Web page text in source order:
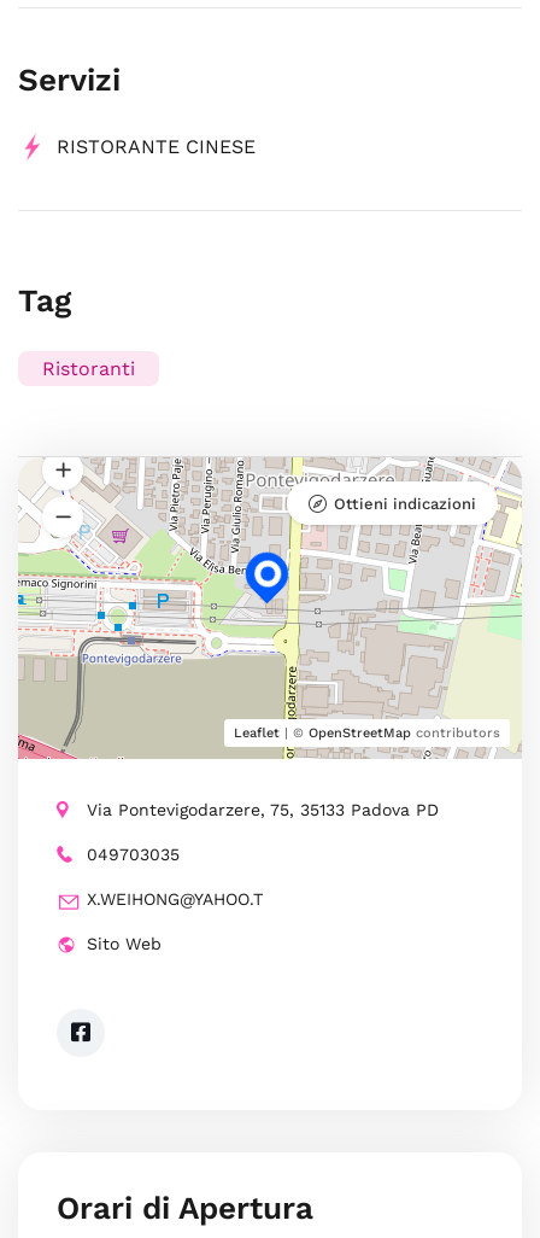
Servizi
RISTORANTE CINESE
Tag
Ristoranti
Leaflet | © OpenStreetMap contributors
Ottieni indicazioni
Via Pontevigodarzere, 75, 35133 Padova PD
049703035
X.WEIHONG@YAHOO.T
Sito Web
Orari di Apertura